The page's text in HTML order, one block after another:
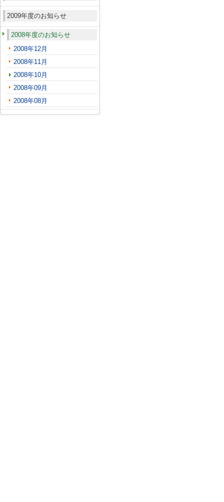
2009年度のお知らせ
2008年度のお知らせ
2008年12月
2008年11月
2008年10月
2008年09月
2008年08月